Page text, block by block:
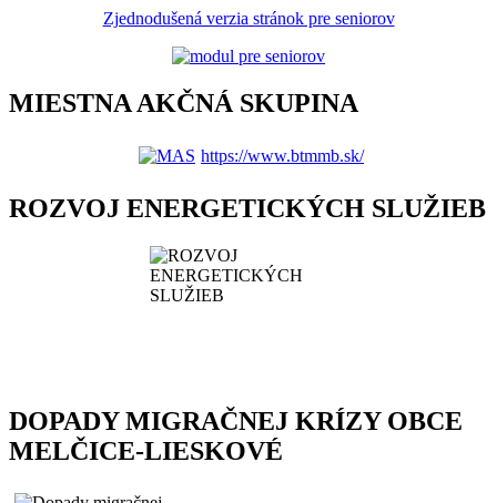
Zjednodušená verzia stránok pre seniorov
MIESTNA AKČNÁ SKUPINA
https://www.btmmb.sk/
ROZVOJ ENERGETICKÝCH SLUŽIEB
DOPADY MIGRAČNEJ KRÍZY OBCE
MELČICE-LIESKOVÉ